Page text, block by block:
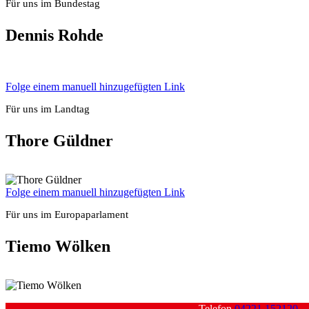
Für uns im Bun­des­tag
Den­nis Roh­de
Fol­ge einem manu­ell hin­zu­ge­füg­ten Link
Für uns im Land­tag
Tho­re Güld­ner
Fol­ge einem manu­ell hin­zu­ge­füg­ten Link
Für uns im Euro­pa­par­la­ment
Tie­mo Wöl­ken